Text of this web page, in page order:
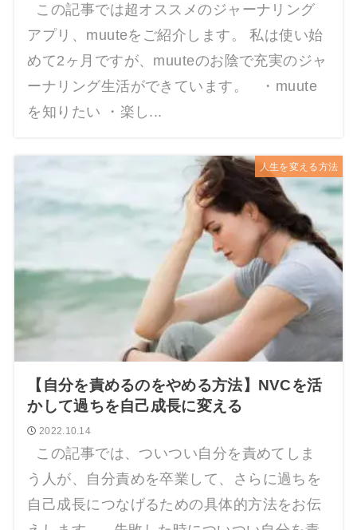
この記事では超オススメのジャーナリング
アプリ、muuteをご紹介します。 私は使い始
めて2ヶ月ですが、muuteのお陰で充実のジャ
ーナリング生活ができています。 ・muute
を知りたい ・楽し...
人生を変える方法
【自分を責めるのをやめる方法】NVCを活
かして過ちを自己成長に変える
2022.10.14
この記事では、ついつい自分を責めてしま
う人が、自分責めを卒業して、さらに過ちを
自己成長につなげるための具体的方法をお伝